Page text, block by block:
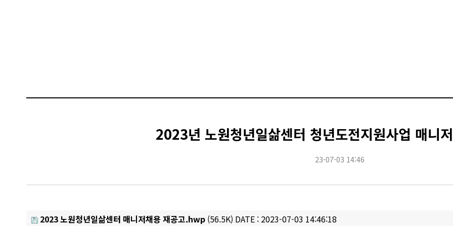
2023년 노원청년일삶센터 청년도전지원사업 매니
23-07-03 14:46
2023 노원청년일삶센터 매니저채용 재공고.hwp (56.5K) DATE : 2023-07-03 14:46:18